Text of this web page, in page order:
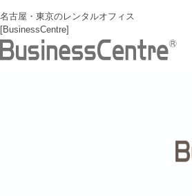
名古屋・東京のレンタルオフィス
[BusinessCentre]